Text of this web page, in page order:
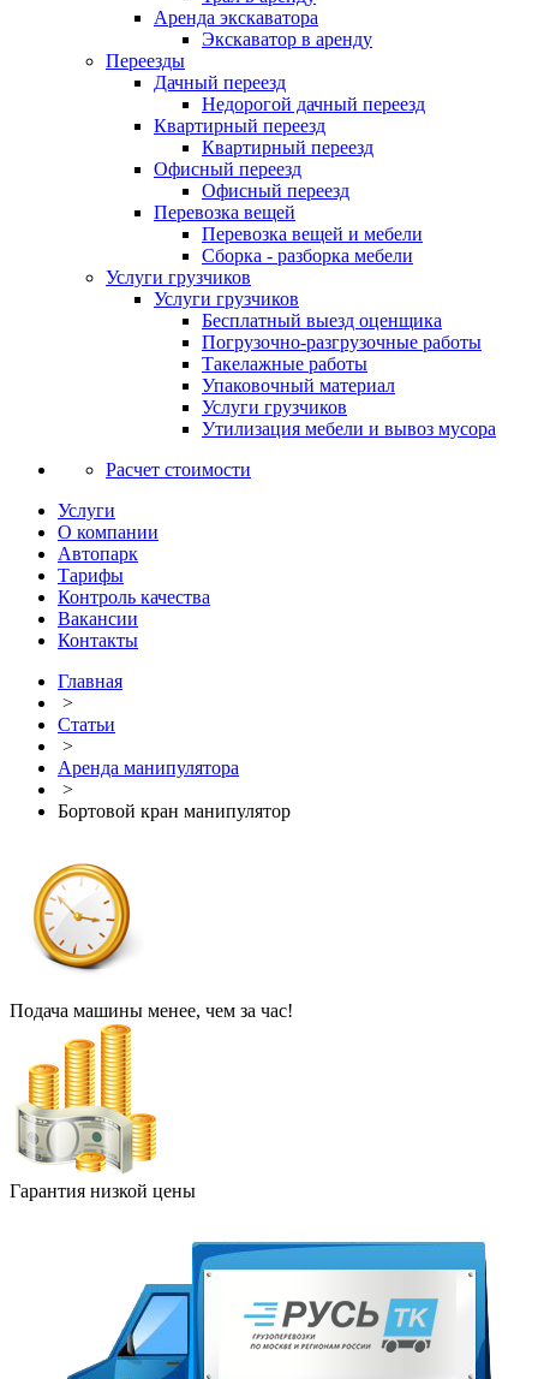
Аренда экскаватора
Экскаватор в аренду
Переезды
Дачный переезд
Недорогой дачный переезд
Квартирный переезд
Квартирный переезд
Офисный переезд
Офисный переезд
Перевозка вещей
Перевозка вещей и мебели
Сборка - разборка мебели
Услуги грузчиков
Услуги грузчиков
Бесплатный выезд оценщика
Погрузочно-разгрузочные работы
Такелажные работы
Упаковочный материал
Услуги грузчиков
Утилизация мебели и вывоз мусора
Расчет стоимости
Услуги
О компании
Автопарк
Тарифы
Контроль качества
Вакансии
Контакты
Главная
>
Статьи
>
Аренда манипулятора
>
Бортовой кран манипулятор
Подача машины менее, чем за час!
Гарантия низкой цены